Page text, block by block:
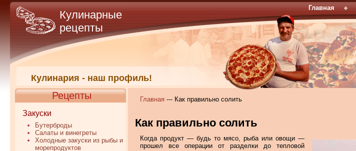
Кулинария - наш профиль!
Кулинарные
рецепты
Главная
Рецепты
Закуски
Бутерброды
Салаты и винегреты
Холодные закуски из рыбы и
морепродуктов
Главная --- Как правильно солить
Как правильно солить
Когда продукт — будь то мясо, рыба или овощи —
прошел все операции от разделки до тепловой